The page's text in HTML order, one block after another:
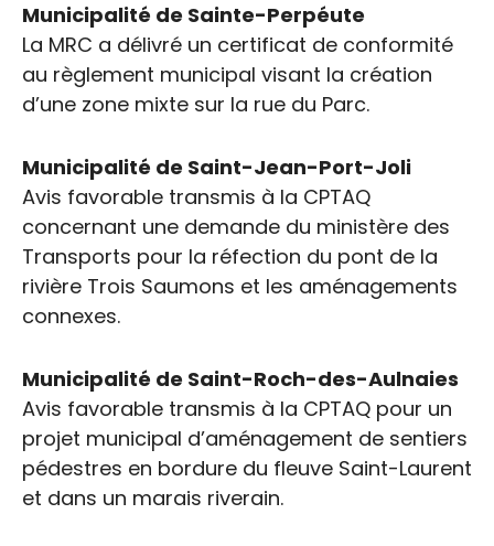
Municipalité de Sainte-Perpéute
La MRC a délivré un certificat de conformité
au règlement municipal visant la création
d’une zone mixte sur la rue du Parc.
Municipalité de Saint-Jean-Port-Joli
Avis favorable transmis à la CPTAQ
concernant une demande du ministère des
Transports pour la réfection du pont de la
rivière Trois Saumons et les aménagements
connexes.
Municipalité de Saint-Roch-des-Aulnaies
Avis favorable transmis à la CPTAQ pour un
projet municipal d’aménagement de sentiers
pédestres en bordure du fleuve Saint-Laurent
et dans un marais riverain.